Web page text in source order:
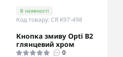
В наявності
Код товару: CR K97-498
Кнопка змиву Opti B2
глянцевий хром
0